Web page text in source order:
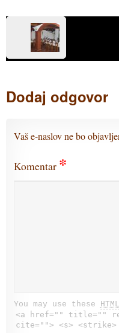
Dodaj odgovor
Vaš e-naslov ne bo
Komentar *
You may use these HTML
<a href="" title=""
cite=""> <s> <strike>